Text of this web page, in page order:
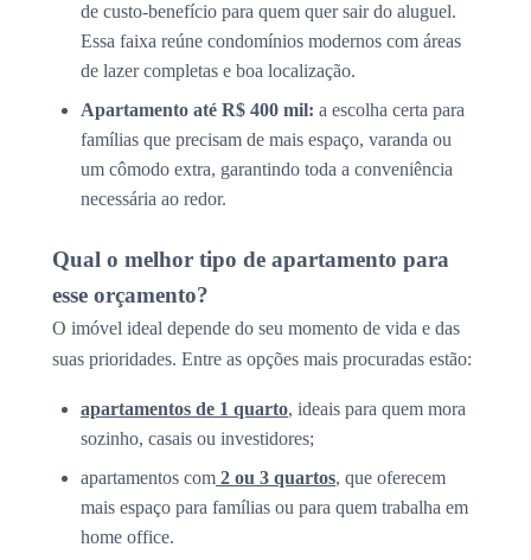
de custo-benefício para quem quer sair do aluguel.
Essa faixa reúne condomínios modernos com áreas
de lazer completas e boa localização.
Apartamento até R$ 400 mil: a escolha certa para
famílias que precisam de mais espaço, varanda ou
um cômodo extra, garantindo toda a conveniência
necessária ao redor.
Qual o melhor tipo de apartamento para
esse orçamento?
O imóvel ideal depende do seu momento de vida e das
suas prioridades. Entre as opções mais procuradas estão:
apartamentos de 1 quarto, ideais para quem mora
sozinho, casais ou investidores;
apartamentos com 2 ou 3 quartos, que oferecem
mais espaço para famílias ou para quem trabalha em
home office.